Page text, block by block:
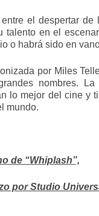
el despertar
talento en el
o habrá sido en
por Miles
nombres.
lo mejor del cine y
mundo.
de “Whiplash”,
por Studio